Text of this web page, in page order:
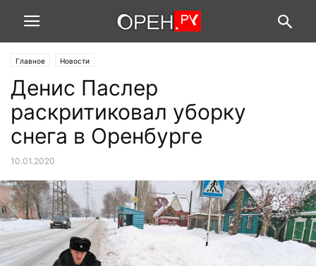
Главное Новости
Денис Паслер
раскритиковал уборку
снега в Оренбурге
10.01.2020